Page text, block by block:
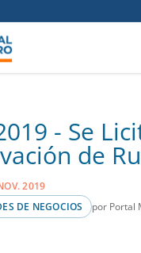
- Se
de
2019
DE NEGOCIOS
por Portal